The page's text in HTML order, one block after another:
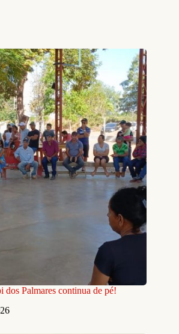
Palmares continua de pé!